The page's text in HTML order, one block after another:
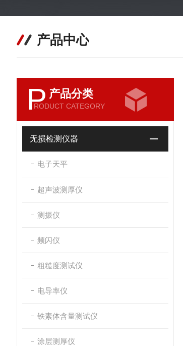
产品中心
P 产品分类
RODUCT CATEGORY
无损检测仪器
电子天平
超声波测厚仪
测振仪
频闪仪
粗糙度测试仪
电导率仪
铁素体含量测试仪
涂层测厚仪